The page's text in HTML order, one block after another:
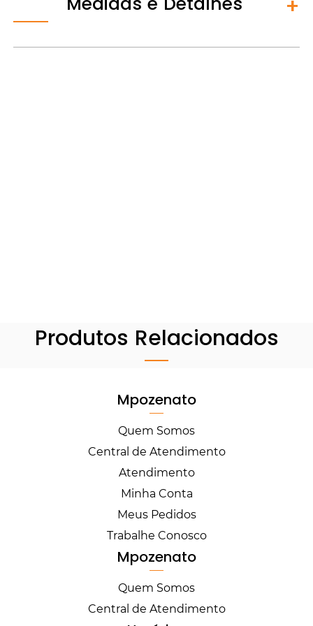
Produtos Relacionados
Mpozenato
Quem Somos
Central de Atendimento
Atendimento
Minha Conta
Meus Pedidos
Trabalhe Conosco
Mpozenato
Quem Somos
Central de Atendimento